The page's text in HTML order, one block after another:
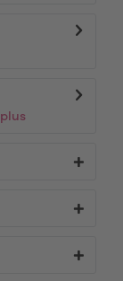
plus